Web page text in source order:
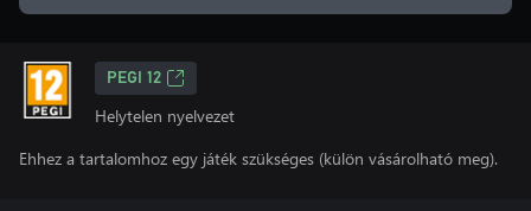
PEGI 12
Helytelen nyelvezet
Ehhez a tartalomhoz egy játék szükséges (külön vásárolható meg).